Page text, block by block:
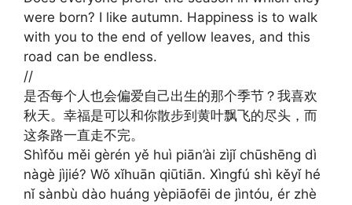
were born? I like autumn. Happiness is to walk
with you to the end of yellow leaves, and this
road can be endless.
//
是否每个人也会偏爱自己出生的那个季节？我喜欢
秋天。幸福是可以和你散步到黄叶飘飞的尽头，而
这条路一直走不完。​
Shìfǒu měi gèrén yě huì piān’ài zìjǐ chūshēng dì
nàgè jìjié? Wǒ xǐhuān qiūtiān. Xìngfú shì kěyǐ hé
nǐ sànbù dào huáng yèpiāofēi de jìntóu, ér zhè